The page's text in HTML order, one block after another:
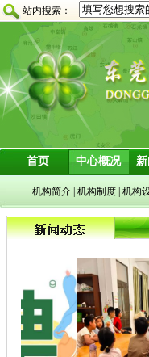
站内搜索：
首页 中心概况
机构简介 机构制度 机构